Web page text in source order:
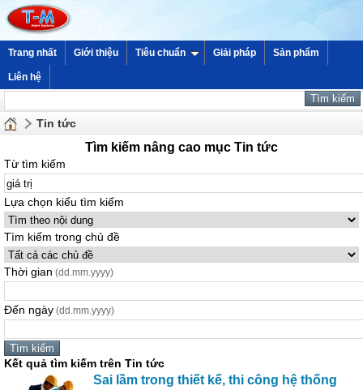
Trang nhất Giới thiệu Tiêu chuẩn Giải pháp Sản phẩm
Liên hệ
Tin tức
Tìm kiếm nâng cao mục Tin tức
Từ tìm kiếm
Lựa chọn kiểu tìm kiếm
Tìm kiếm trong chủ đề
Thời gian (dd.mm.yyyy)
Đến ngày (dd.mm.yyyy)
Kết quả tìm kiếm trên Tin tức
Sai lầm trong thiết kế, thi công hệ thống